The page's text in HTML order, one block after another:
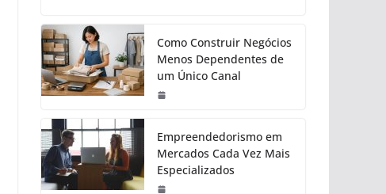
Como Construir Negócios
Menos Dependentes de
um Único Canal
Empreendedorismo em
Mercados Cada Vez Mais
Especializados